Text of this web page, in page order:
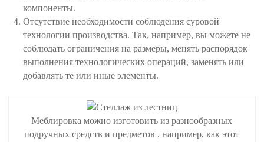
компоненты.
Отсутствие необходимости соблюдения суровой
технологии производства. Так, например, вы можете не
соблюдать ограничения на размеры, менять распорядок
выполнения технологических операций, заменять или
добавлять те или иные элементы.
Меблировка можно изготовить из разнообразных
подручных средств и предметов , например, как этот